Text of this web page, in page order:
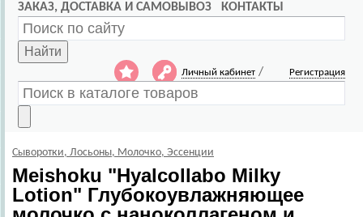
ЗАКАЗ, ДОСТАВКА И САМОВЫВОЗ
КОНТАКТЫ
Найти
Личный кабинет / Регистрация
Сыворотки, Лосьоны, Молочко, Эссенции
Meishoku "Hyalcollabo Milky
Lotion" Глубокоувлажняющее